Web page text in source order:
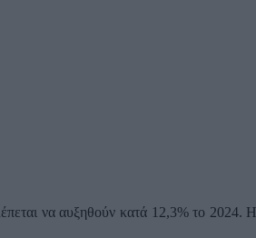
να αυξηθούν κατά 12,3% το 2024.